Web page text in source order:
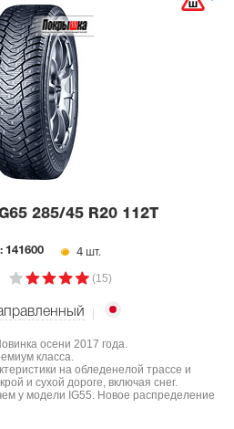
285/45 R20 112T
141600 4 шт.
(15)
осени 2017 года.
класса.
на обледенелой трассе и
и сухой дороге, включая снег.
у модели IG55. Новое распределение